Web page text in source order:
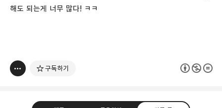
해도 되는게 너무 많다! ㅋㅋ
구독하기